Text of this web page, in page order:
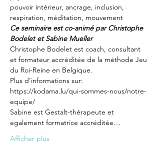
pouvoir intérieur, ancrage, inclusion,
respiration, méditation, mouvement
Ce seminaire est co-animé par Christophe
Bodelet et Sabine Mueller
Christophe Bodelet est coach, consultant
et formateur accréditée de la méthode Jeu
du Roi-Reine en Belgique.
Plus d'informations sur:
https://kodama.lu/qui-sommes-nous/notre-
equipe/
Sabine est Gestalt-thérapeute et
egalement formatrice accréditée…
Afficher plus